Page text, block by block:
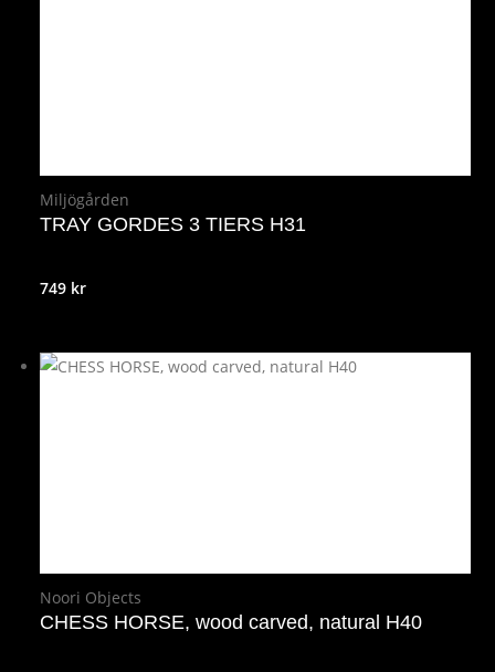
Miljögården
TRAY GORDES 3 TIERS H31
749 kr
Noori Objects
CHESS HORSE, wood carved, natural H40